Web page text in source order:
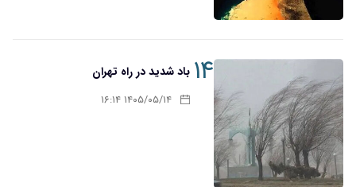
۱۴
۱۴۰۵/۰۵/۱۴ ۱۶:۱۴